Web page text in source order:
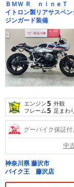
ＢＭＷ Ｒ ｎｉｎｅ
イトロン製リアサスペ
ジンガード装備
エンジン5 外観
フレーム5 足まわ
グーバイク保証付
中
神奈川県 藤沢市
バイク王 藤沢店